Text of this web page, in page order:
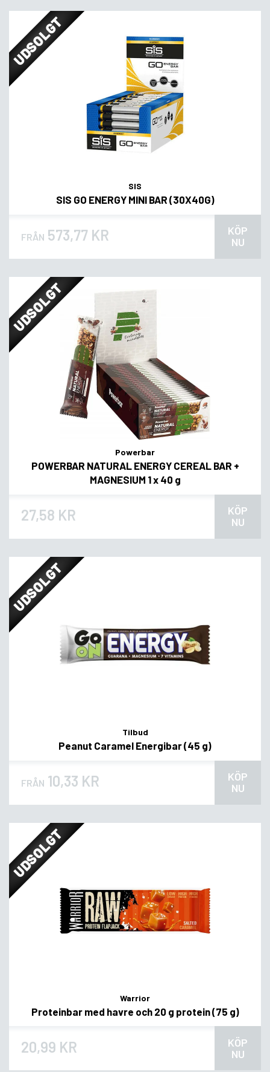
UDSOLGT
SIS
SIS GO ENERGY MINI BAR (30X40G)
FRÅN 573,77 KR
KÖP
NU
UDSOLGT
Powerbar
POWERBAR NATURAL ENERGY CEREAL BAR +
MAGNESIUM 1 x 40 g
27,58 KR
KÖP
NU
UDSOLGT
Tilbud
Peanut Caramel Energibar (45 g)
FRÅN 10,33 KR
KÖP
NU
UDSOLGT
Warrior
Proteinbar med havre och 20 g protein (75 g)
20,99 KR
KÖP
NU